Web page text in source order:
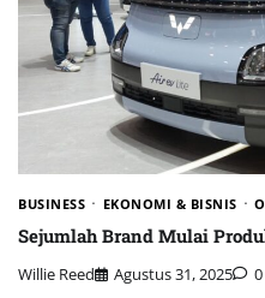
BUSINESS EKONOMI & BISNIS
Sejumlah Brand Mulai
Willie Reed Agustus 31, 2025 0